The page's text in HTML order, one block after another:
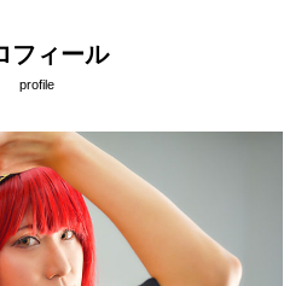
フィール
profile